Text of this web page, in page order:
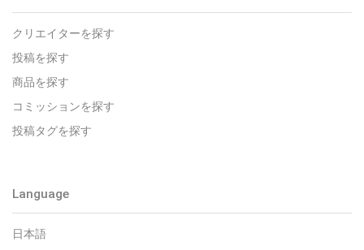
クリエイターを探す
投稿を探す
商品を探す
コミッションを探す
投稿タグを探す
Language
日本語